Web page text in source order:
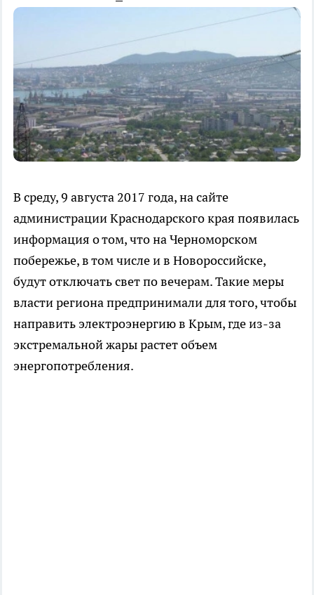
В среду, 9 августа 2017 года, на сайте
администрации Краснодарского края появилась
информация о том, что на Черноморском
побережье, в том числе и в Новороссийске,
будут отключать свет по вечерам. Такие меры
власти региона предпринимали для того, чтобы
направить электроэнергию в Крым, где из-за
экстремальной жары растет объем
энергопотребления.